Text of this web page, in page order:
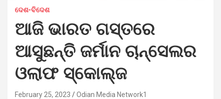
ଦେଶ-ବିଦେଶ
ଆଜି ଭାରତ ଗସ୍ତରେ
ଆସୁଛନ୍ତି ଜର୍ମାନ ଚାନ୍ସେଲର
ଓଲାଫ ସ୍କୋଲ୍‌ଜ
February 25, 2023 Odian Media Network1